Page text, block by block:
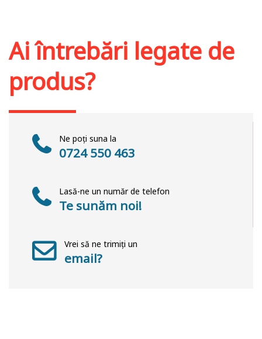
Ai întrebări legate de
produs?
Ne poți suna la
0724 550 463
Lasă-ne un număr de telefon
Te sunăm noi!
Vrei să ne trimiți un
email?